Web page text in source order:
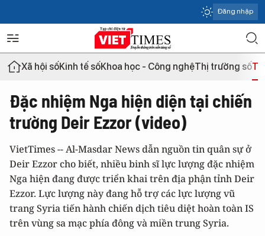
Đăng nhập
Xã hội sốKinh tế sốKhoa học - Công nghệThị trường số
Đặc nhiệm Nga hiện diện tại chiến
trường Deir Ezzor (video)
VietTimes -- Al-Masdar News dẫn nguồn tin quân sự ở
Deir Ezzor cho biết, nhiều binh sĩ lực lượng đặc nhiệm
Nga hiện đang được triển khai trên địa phận tỉnh Deir
Ezzor. Lực lượng này đang hỗ trợ các lực lượng vũ
trang Syria tiến hành chiến dịch tiêu diệt hoàn toàn IS
trên vùng sa mạc phía đông và miền trung Syria.